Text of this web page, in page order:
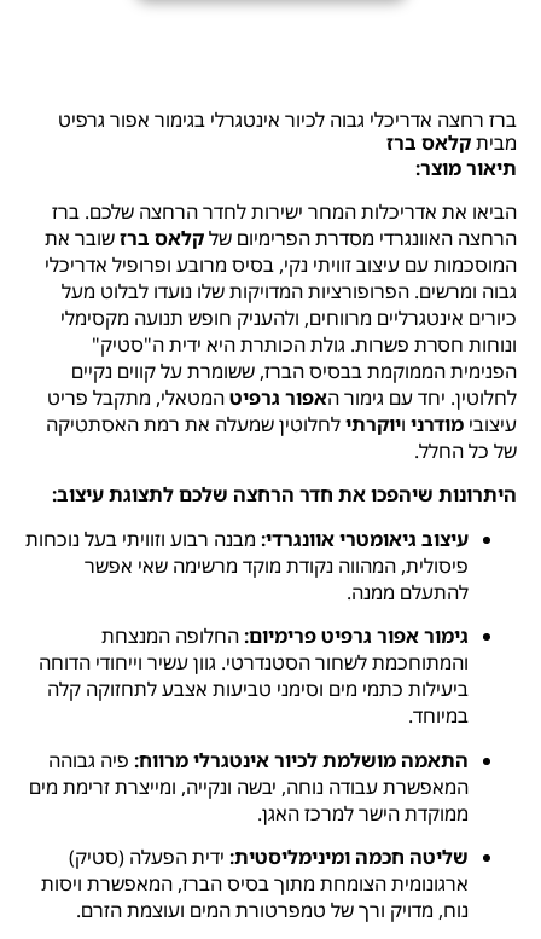
ברז רחצה אדריכלי גבוה לכיור אינטגרלי בגימור אפור גרפיט
מביתקלאס ברז
תיאור מוצר:
הביאו את אדריכלות המחר ישירות לחדר הרחצה שלכם. ברז
הרחצה האוונגרדי מסדרת הפרימיום שלקלאס ברזשובר את
המוסכמות עם עיצוב זוויתי נקי, בסיס מרובע ופרופיל אדריכלי
גבוה ומרשים. הפרופורציות המדויקות שלו נועדו לבלוט מעל
כיורים אינטגרליים מרווחים, ולהעניק חופש תנועה מקסימלי
ונוחות חסרת פשרות. גולת הכותרת היא ידית ה"סטיק"
הפנימית הממוקמת בבסיס הברז, ששומרת על קווים נקיים
לחלוטין. יחד עם גימור האפור גרפיטהמטאלי, מתקבל פריט
עיצובי מודרני ויוקרתילחלוטין שמעלה את רמת האסתטיקה
של כל החלל.
היתרונות שיהפכו את חדר הרחצה שלכם לתצוגת עיצוב:
עיצוב גיאומטרי אוונגרדי: מבנה רבוע וזוויתי בעל נוכחות
פיסולית, המהווה נקודת מוקד מרשימה שאי אפשר
להתעלם ממנה.
גימור אפור גרפיט פרימיום:החלופה המנצחת
והמתוחכמת לשחור הסטנדרטי. גוון עשיר וייחודי הדוחה
ביעילות כתמי מים וסימני טביעות אצבע לתחזוקה קלה
במיוחד.
התאמה מושלמת לכיור אינטגרלי מרווח: פיה גבוהה
המאפשרת עבודה נוחה, יבשה ונקייה, ומייצרת זרימת מים
ממוקדת הישר למרכז האגן.
שליטה חכמה ומינימליסטית: ידית הפעלה (סטיק)
ארגונומית הצומחת מתוך בסיס הברז, המאפשרת ויסות
נוח, מדויק ורך של טמפרטורת המים ועוצמת הזרם.